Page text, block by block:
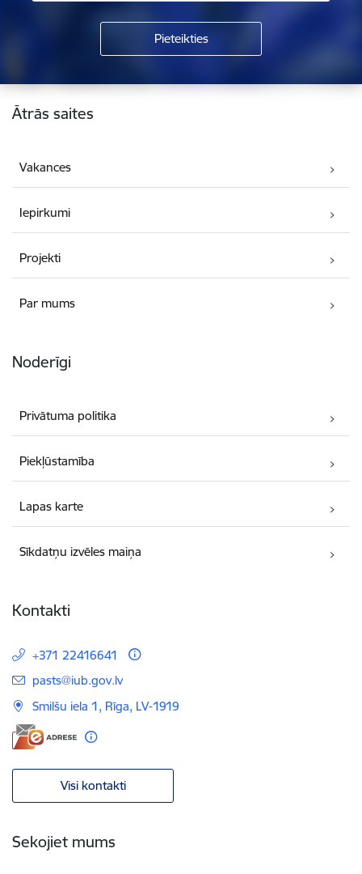
Kājene
Ātrās saites
Vakances
Iepirkumi
Projekti
Par mums
Noderīgi
Privātuma politika
Piekļūstamība
Lapas karte
Sīkdatņu izvēles maiņa
Kontakti
+371 22416641
E-pasts:
pasts@iub.gov.lv
Smilšu iela 1, Rīga, LV-1919
Visi kontakti
Sekojiet mums